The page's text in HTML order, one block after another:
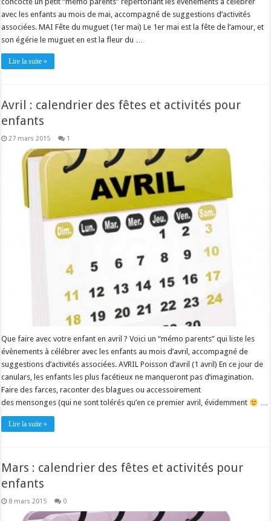
avec les enfants au mois de mai, accompagné de suggestions d’activités
associées. MAI Fête du muguet (1er mai) Le 1er mai est la fête de l’amour, et
son égérie le muguet en est la fleur du …
Lire la suite »
Avril : calendrier des fêtes et activités pour
enfants
27 mars 2015 1
Que faire avec votre enfant en avril ? Voici un “mémo parents” qui liste les
évènements à célébrer avec les enfants au mois d’avril, accompagné de
suggestions d’activités associées. AVRIL Poisson d’avril (1 avril) En ce jour de
canulars, les enfants les plus facétieux ne manqueront pas d’imagination.
Faire des farces, raconter des blagues ou accessoirement
des mensonges (qui ne sont tolérés qu’en ce premier avril, évidemment
…
Lire la suite »
Mars : calendrier des fêtes et activités pour
enfants
8 mars 2015 0